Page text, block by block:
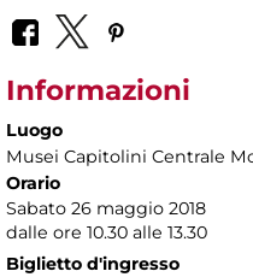
Informazioni
Luogo
Musei Capitolini Centrale
Orario
Sabato 26 maggio 2018
dalle ore 10.30 alle 13.30
Biglietto d'ingresso